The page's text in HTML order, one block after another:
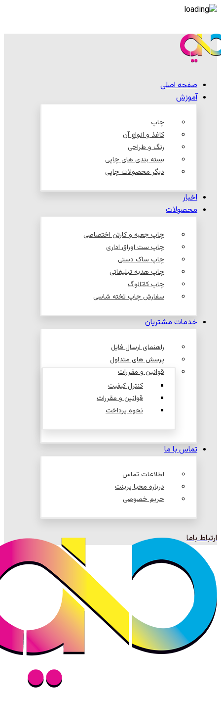
صفحه اصلی
آموزش
چاپ
کاغذ و انواع آن
رنگ و طراحی
بسته بندی های چاپی
دیگر محصولات چاپی
اخبار
محصولات
چاپ جعبه و کارتن اختصاصی
چاپ ست اوراق اداری
چاپ ساک دستی
چاپ هدیه تبلیغاتی
چاپ کاتالوگ
سفارش چاپ تخته شاسی
خدمات مشتریان
راهنمای ارسال فایل
پرسش های متداول
قوانین و مقررات
کنترل کیفیت
قوانین و مقررات
نحوه پرداخت
تماس با ما
اطلاعات تماس
درباره محیا پرینت
حریم خصوصی
ارتباط باما